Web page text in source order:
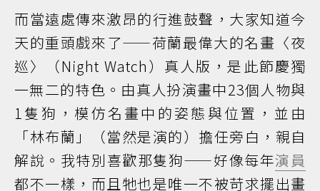
而當遠處傳來激昂的行進鼓聲，大家知道今
天的重頭戲來了——荷蘭最偉大的名畫〈夜
巡〉（Night Watch）真人版，是此節慶獨
一無二的特色。由真人扮演畫中23個人物與
1隻狗，模仿名畫中的姿態與位置，並由
「林布蘭」（當然是演的）擔任旁白，親自
解說。我特別喜歡那隻狗——好像每年演員
都不一樣，而且牠也是唯一不被苛求擺出畫